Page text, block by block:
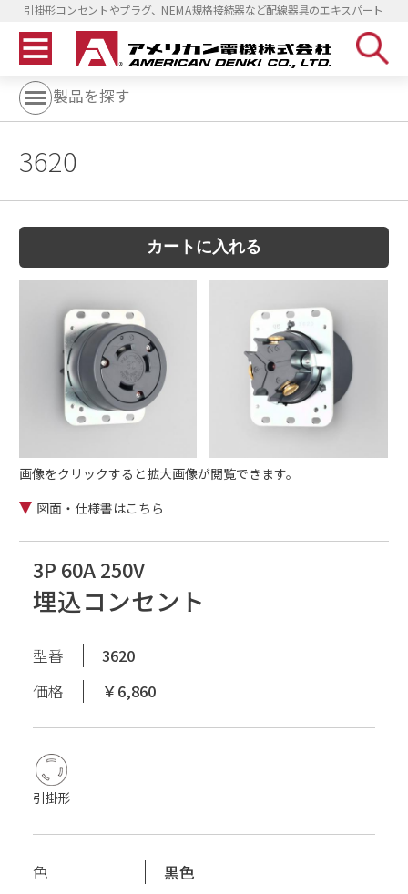
引掛形コンセントやプラグ、NEMA規格接続器など配線器具のエキスパート
製品を探す
3620
画像をクリックすると拡大画像が閲覧できます。
図面・仕様書はこちら
3P 60A 250V
埋込コンセント
型番
3620
価格
￥6,860
引掛形
色
黒色